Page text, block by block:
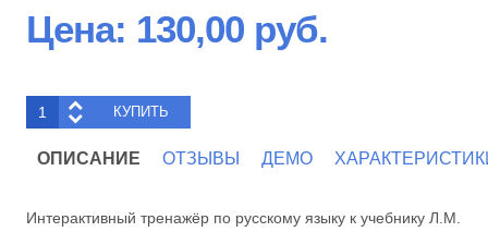
Цена: 130,00 руб.
ОПИСАНИЕ ОТЗЫВЫ ДЕМО
Интерактивный тренажёр по русскому языку к учебнику Л.М.